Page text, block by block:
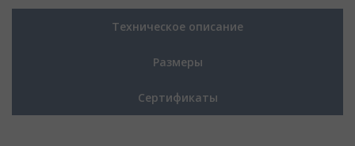
Техническое описание
Размеры
Сертификаты